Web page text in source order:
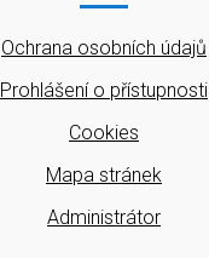
Ochrana osobních údajů
Prohlášení o přístupnosti
Cookies
Mapa stránek
Administrátor